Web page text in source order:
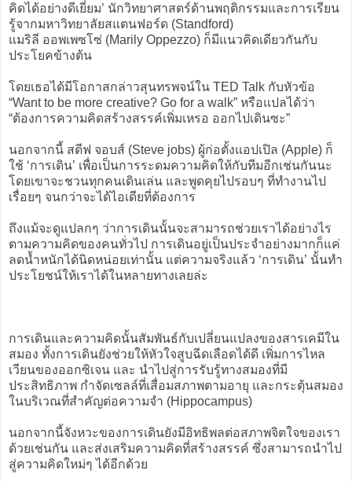
คิดได้อย่างดีเยี่ยม’ นักวิทยาศาสตร์ด้านพฤติกรรมและการเรียน
รู้จากมหาวิทยาลัยสแตนฟอร์ด (Standford)
แมริลี ออพเพซโซ่ (Marily Oppezzo) ก็มีแนวคิดเดียวกันกับ
ประโยคข้างต้น
โดยเธอได้มีโอกาสกล่าวสุนทรพจน์ใน TED Talk กับหัวข้อ
“Want to be more creative? Go for a walk” หรือแปลได้ว่า
“ต้องการความคิดสร้างสรรค์เพิ่มเหรอ ออกไปเดินซะ”
นอกจากนี้ สตีฟ จอบส์ (Steve jobs) ผู้ก่อตั้งแอปเปิล (Apple) ก็
ใช้ ‘การเดิน’ เพื่อเป็นการระดมความคิดให้กับทีมอีกเช่นกันนะ
โดยเขาจะชวนทุกคนเดินเล่น และพูดคุยไปรอบๆ ที่ทำงานไป
เรื่อยๆ จนกว่าจะได้ไอเดียที่ต้องการ
ถึงแม้จะดูแปลกๆ ว่าการเดินนั้นจะสามารถช่วยเราได้อย่างไร
ตามความคิดของคนทั่วไป การเดินอยู่เป็นประจำอย่างมากก็แค่
ลดน้ำหนักได้นิดหน่อยเท่านั้น แต่ความจริงแล้ว ‘การเดิน’ นั้นทำ
ประโยชน์ให้เราได้ในหลายทางเลยล่ะ
การเดินและความคิดนั้นสัมพันธ์กับเปลี่ยนแปลงของสารเคมีใน
สมอง ทั้งการเดินยังช่วยให้หัวใจสูบฉีดเลือดได้ดี เพิ่มการไหล
เวียนของออกซิเจน และ นำไปสู่การรับรู้ทางสมองที่มี
ประสิทธิภาพ กำจัดเซลล์ที่เสื่อมสภาพตามอายุ และกระตุ้นสมอง
ในบริเวณที่สําคัญต่อความจํา (Hippocampus)
นอกจากนี้จังหวะของการเดินยังมีอิทธิพลต่อสภาพจิตใจของเรา
ด้วยเช่นกัน และส่งเสริมความคิดที่สร้างสรรค์ ซึ่งสามารถนำไป
สู่ความคิดใหม่ๆ ได้อีกด้วย